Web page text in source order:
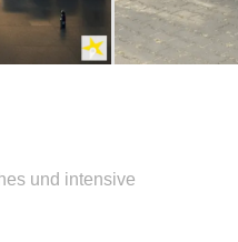
und intensive